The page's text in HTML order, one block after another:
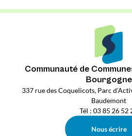
Communauté de
Bourgogne
337 rue des Coquelicots, Parc
Baudemont
Tél : 03 85 26 52
Nous écrire